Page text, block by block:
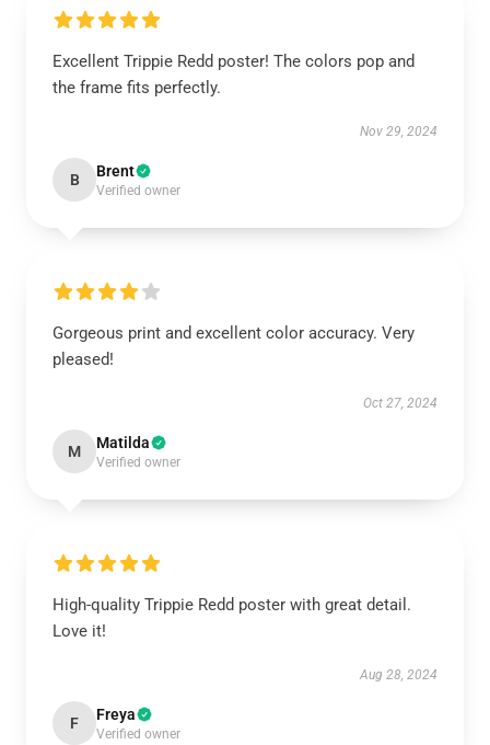
Excellent Trippie Redd poster! The colors pop and
the frame fits perfectly.
Nov 29, 2024
B Brent
Verified owner
Gorgeous print and excellent color accuracy. Very
pleased!
Oct 27, 2024
M Matilda
Verified owner
High-quality Trippie Redd poster with great detail.
Love it!
Aug 28, 2024
F Freya
Verified owner